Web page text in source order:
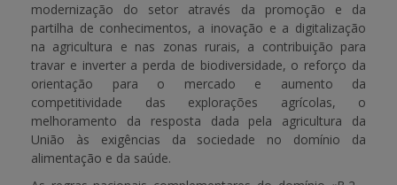
modernização do setor através da promoção e da
partilha de conhecimentos, a inovação e a digitalização
na agricultura e nas zonas rurais, a contribuição para
travar e inverter a perda de biodiversidade, o reforço da
orientação para o mercado e aumento da
competitividade das explorações agrícolas, o
melhoramento da resposta dada pela agricultura da
União às exigências da sociedade no domínio da
alimentação e da saúde.